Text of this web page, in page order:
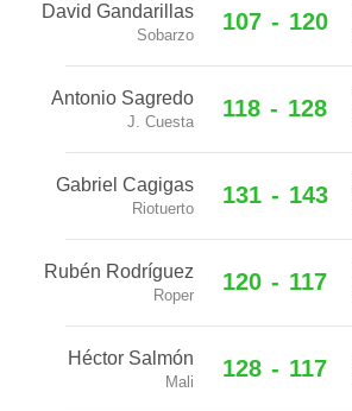
David Gandarillas
Sobarzo
107 - 120
Antonio Sagredo
J. Cuesta
118 - 128
Gabriel Cagigas
Riotuerto
131 - 143
Rubén Rodríguez
Roper
120 - 117
Héctor Salmón
Mali
128 - 117